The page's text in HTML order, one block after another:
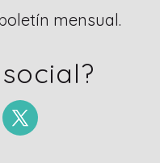
mensual.